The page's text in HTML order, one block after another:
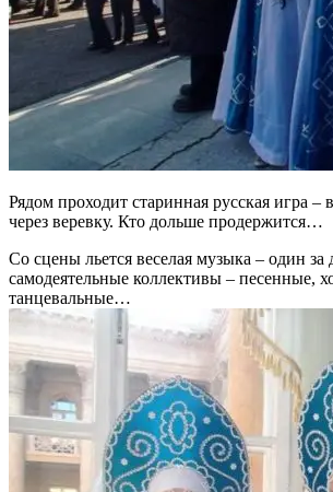
Рядом проходит старинная русская игра –
через веревку. Кто дольше продержится…
Со сцены льется веселая музыка – один
самодеятельные коллективы – песенные,
танцевальные…